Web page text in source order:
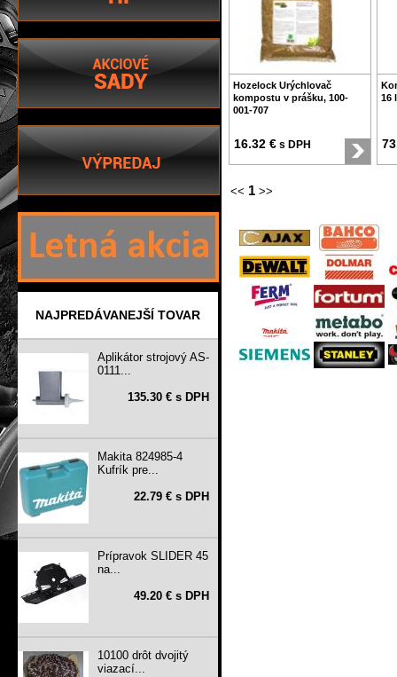
NAJPREDÁVANEJŠÍ TOVAR
Aplikátor strojový AS-
0111...
135.30 € s DPH
Makita 824985-4
Kufrík pre...
22.79 € s DPH
Prípravok SLIDER 45
na...
49.20 € s DPH
10100 drôt dvojitý
viazací...
Hozelock Urýchlovač
kompostu v prášku, 100-
001-707
16.32 € s DPH
16
<< 1 >>